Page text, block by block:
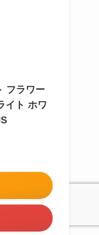
フラワー
イト ホワ